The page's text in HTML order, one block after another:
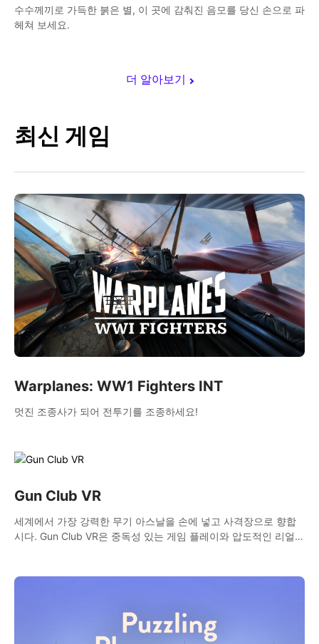
더 알아보기
수수께끼로 가득한 붉은 별, 이 곳에 감춰진 음모를 당신 손으로 파
헤쳐 보세요.
최신 게임
Warplanes: WW1 Fighters INT
멋진 조종사가 되어 전투기를 조종하세요!
Gun Club VR
세계에서 가장 강력한 무기 아스날을 손에 넣고 사격장으로 향합
시다. Gun Club VR은 중독성 있는 게임 플레이와 압도적인 리얼리